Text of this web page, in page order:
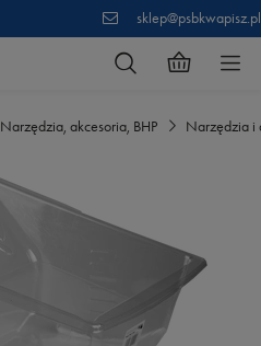
sklep@psbkwapisz.pl
Narzędzia, akcesoria, BHP Narzędzia i